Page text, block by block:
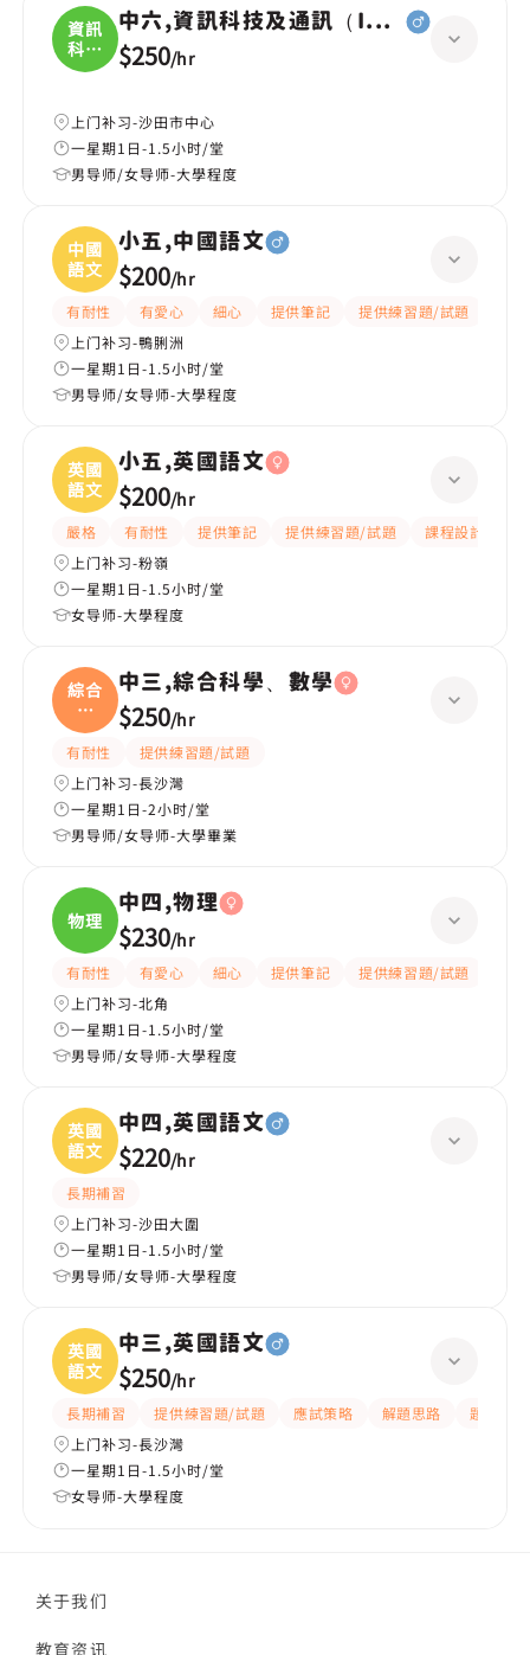
資訊
科技
及
中六,資訊科技及通訊（ICT）
$250/hr
上门补习-沙田市中心
一星期1日-1.5小时/堂
男导师/女导师-大學程度
中國
語文
小五,中國語文
$200/hr
有耐性 有愛心 細心 提供筆記 提供練習題/試題
上门补习-鴨脷洲
一星期1日-1.5小时/堂
男导师/女导师-大學程度
英國
語文
小五,英國語文
$200/hr
嚴格 有耐性 提供筆記 提供練習題/試題 課程設計
上门补习-粉嶺
一星期1日-1.5小时/堂
女导师-大學程度
綜合
科
學、
中三,綜合科學、數學
$250/hr
有耐性
提供練習題/試題
上门补习-長沙灣
一星期1日-2小时/堂
男导师/女导师-大學畢業
物理
中四,物理
$230/hr
有耐性 有愛心 細心 提供筆記 提供練習題/試題
上门补习-北角
一星期1日-1.5小时/堂
男导师/女导师-大學程度
英國
語文
中四,英國語文
$220/hr
長期補習
上门补习-沙田大圍
一星期1日-1.5小时/堂
男导师/女导师-大學程度
英國
語文
中三,英國語文
$250/hr
長期補習 提供練習題/試題 應試策略 解題思路
題目講解
上门补习-長沙灣
一星期1日-1.5小时/堂
女导师-大學程度
关于我们
教育资讯